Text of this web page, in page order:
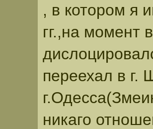
, в котором я
гг.,на момент
переехал в г.
никаго